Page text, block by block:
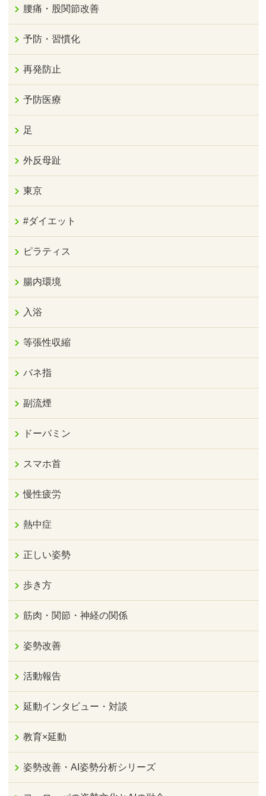
腰痛・股関節改善
予防・習慣化
再発防止
予防医療
足
外反母趾
東京
#ダイエット
ピラティス
腸内環境
入浴
等張性収縮
バネ指
副流煙
ドーパミン
スマホ首
慢性疲労
熱中症
正しい姿勢
歩き方
筋肉・関節・神経の関係
姿勢改善
活動報告
延動インタビュー・対談
教育×延動
姿勢改善・AI姿勢分析シリーズ